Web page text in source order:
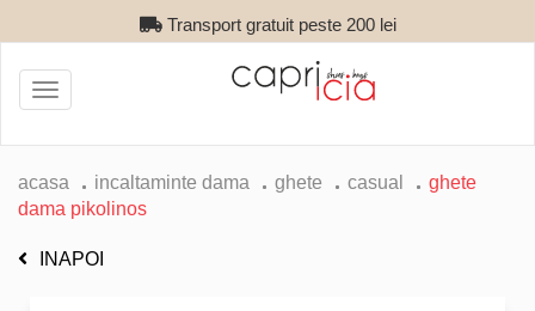
Transport gratuit peste 200 lei
Toggle
navigation
acasa incaltaminte dama ghete casual
ghete
dama pikolinos
INAPOI